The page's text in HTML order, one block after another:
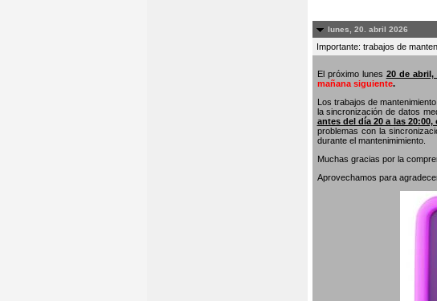
lunes, 20. abril 2026
Importante: trabajos de
El próximo lunes 20 de abril,
mañana siguiente.
Los trabajos de
la sincronización de datos
antes del día 20 a las
problemas con la
durante el mantenimimiento.
Muchas gracias por la
Aprovechamos para